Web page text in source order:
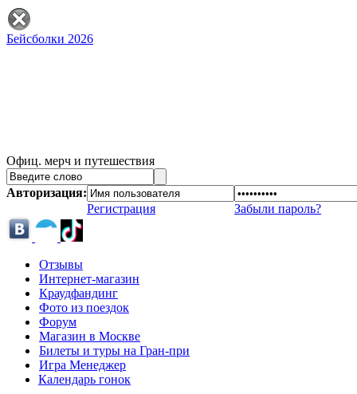
Бейсболки 2026
Офиц. мерч и путешествия
Авторизация:
Регистрация
Забыли пароль?
Отзывы
Интернет-магазин
Краудфандинг
Фото из поездок
Форум
Магазин в Москве
Билеты и туры на Гран-при
Игра Менеджер
Календарь гонок